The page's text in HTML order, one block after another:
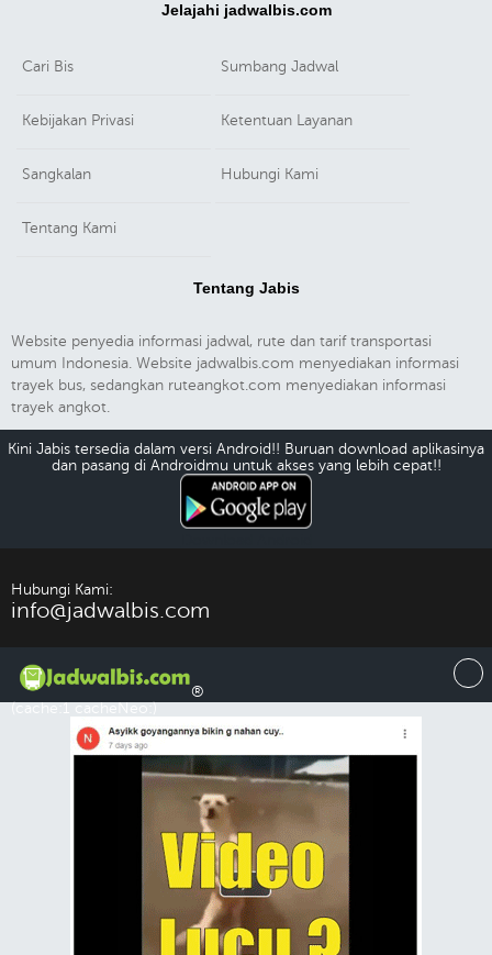
Jelajahi jadwalbis.com
Cari Bis Sumbang Jadwal
Kebijakan Privasi Ketentuan Layanan
Sangkalan Hubungi Kami
Tentang Kami
Tentang Jabis
Website penyedia informasi jadwal, rute dan tarif transportasi
umum Indonesia. Website jadwalbis.com menyediakan informasi
trayek bus, sedangkan ruteangkot.com menyediakan informasi
trayek angkot.
Kini Jabis tersedia dalam versi Android!! Buruan download aplikasinya
dan pasang di Androidmu untuk akses yang lebih cepat!!
Hubungi Kami:
info@jadwalbis.com
®
(cache:1 cacheNeo:)